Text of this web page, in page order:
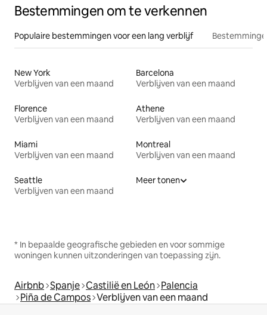
Bestemmingen om te verkennen
Populaire bestemmingen voor een lang verblijf
New York
Verblijven van een maand
Barcelona
Verblijven van een maand
Florence
Verblijven van een maand
Athene
Verblijven van een maand
Miami
Verblijven van een maand
Montreal
Verblijven van een maand
Seattle
Verblijven van een maand
Meer tonen
* In bepaalde geografische gebieden en voor sommige
woningen kunnen uitzonderingen van toepassing zijn.
Airbnb Spanje Castilië en León Palencia
Piña de Campos Verblijven van een maand